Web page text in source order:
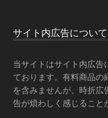
サイト内広告について
当サイトはサイト内広告
ております。有料商品の
を含みませんが、時折
告が煩わしく感じること